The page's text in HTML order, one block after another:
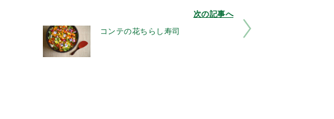
次の記事へ
コンテの花ちらし寿司